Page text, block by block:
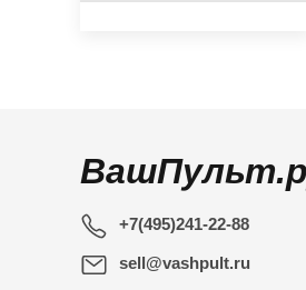
+7(495)241-22-88
sell@vashpult.ru